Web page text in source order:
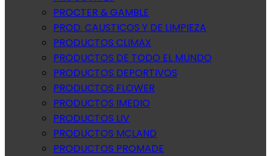
PROCTER & GAMBLE
PROD. CAUSTICOS Y DE LIMPIEZA
PRODUCTOS CLIMAX
PRODUCTOS DE TODO EL MUNDO
PRODUCTOS DEPORTIVOS
PRODUCTOS FLOWER
PRODUCTOS IMEDIO
PRODUCTOS LIV
PRODUCTOS MCLAND
PRODUCTOS PROMADE